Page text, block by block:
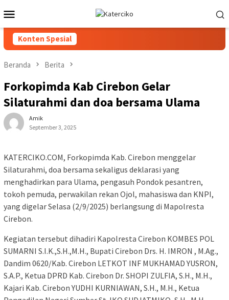
ke
kontenMobile
Konten Spesial
Beranda Berita
Forkopimda Kab Cirebon Gelar
Silaturahmi dan doa bersama Ulama
Amik
September 3, 2025
KATERCIKO.COM, Forkopimda Kab. Cirebon menggelar
Silaturahmi, doa bersama sekaligus deklarasi yang
menghadirkan para Ulama, pengasuh Pondok pesantren,
tokoh pemuda, perwakilan rekan Ojol, mahasiswa dan KNPI,
yang digelar Selasa (2/9/2025) berlangsung di Mapolresta
Cirebon.
Kegiatan tersebut dihadiri Kapolresta Cirebon KOMBES POL
SUMARNI S.I.K.,S.H.,M.H., Bupati Cirebon Drs. H. IMRON , M.Ag.,
Dandim 0620/Kab. Cirebon LETKOT INF MUKHAMAD YUSRON,
S.A.P., Ketua DPRD Kab. Cirebon Dr. SHOPI ZULFIA, S.H., M.H.,
Kajari Kab. Cirebon YUDHI KURNIAWAN, S.H., M.H., Ketua